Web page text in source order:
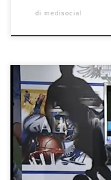
di medisocial
Chirurgia protesica:
21/6/2021 rubrica “Il
l’intervista qui.
della Salute”. Questa
ortopedico